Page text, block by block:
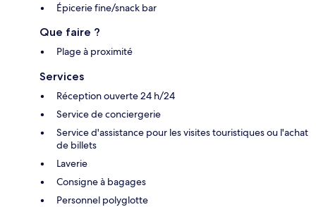
Épicerie fine/snack bar
Que faire ?
Plage à proximité
Services
Réception ouverte 24 h/24
Service de conciergerie
Service d'assistance pour les visites touristiques ou l'achat
de billets
Laverie
Consigne à bagages
Personnel polyglotte